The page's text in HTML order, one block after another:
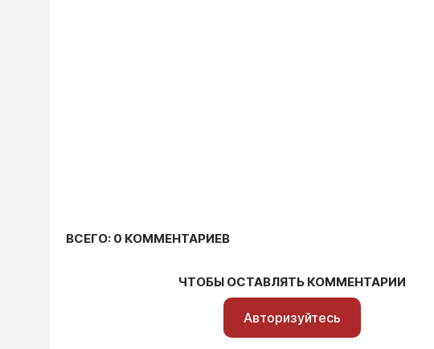
ВСЕГО: 0 КОММЕНТАРИЕВ
ЧТОБЫ ОСТАВЛЯТЬ КОММЕНТАРИИ
Авторизуйтесь